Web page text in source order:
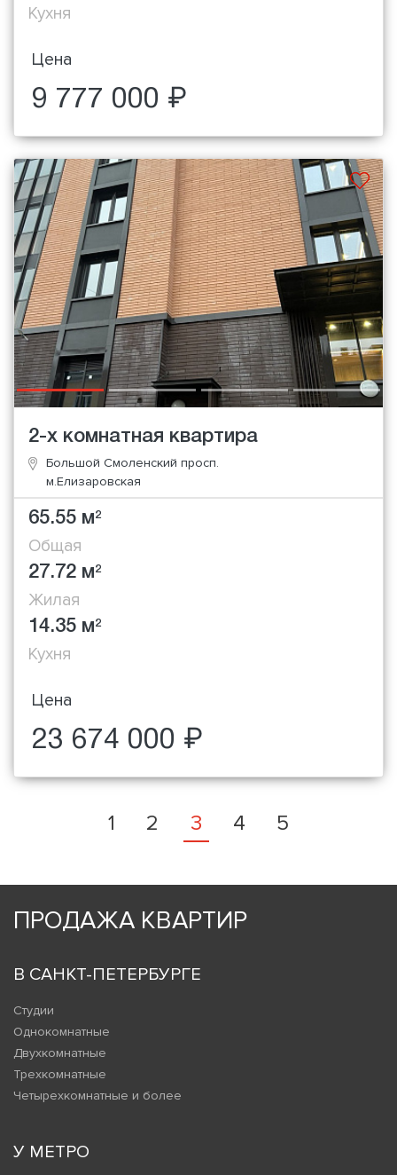
Кухня
Цена
9 777 000 ₽
2-х комнатная квартира
Большой Смоленский просп.
м.Елизаровская
65.55 м2
Общая
27.72 м2
Жилая
14.35 м2
Кухня
Цена
23 674 000 ₽
1 2 3 4 5
ПРОДАЖА КВАРТИР
В САНКТ-ПЕТЕРБУРГЕ
Студии
Однокомнатные
Двухкомнатные
Трехкомнатные
Четырехкомнатные и более
У МЕТРО